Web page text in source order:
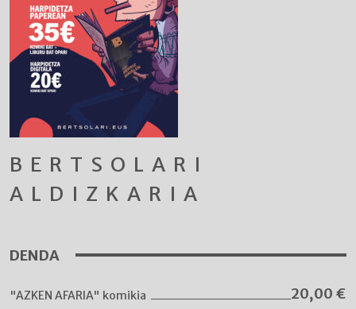
BERTSOLARI
ALDIZKARIA
DENDA
"AZKEN AFARIA" komikia 20,00 €